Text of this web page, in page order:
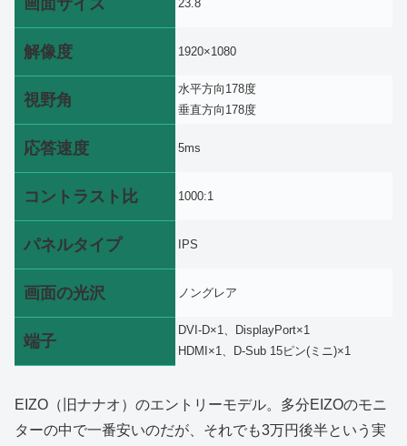
23.8
解像度 1920×1080
視野角
水平方向178度
垂直方向178度
応答速度 5ms
コントラスト比 1000:1
パネルタイプ IPS
画面の光沢 ノングレア
端子
DVI-D×1、DisplayPort×1
HDMI×1、D-Sub 15ピン(ミニ)×1
EIZO（旧ナナオ）のエントリーモデル。多分EIZOのモニ
ターの中で一番安いのだが、それでも3万円後半という実